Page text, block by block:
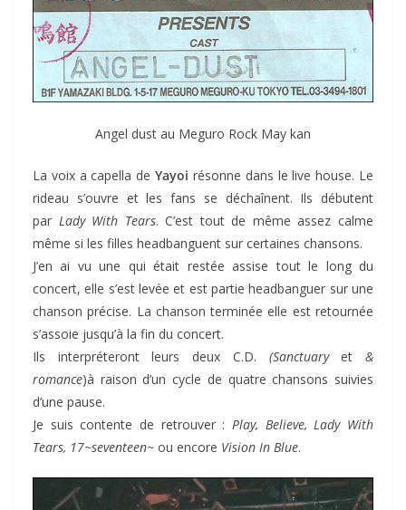
Angel dust au Meguro Rock May kan
La voix a capella de Yayoi résonne dans le live house. Le
rideau s’ouvre et les fans se déchaînent. Ils débutent
par Lady With Tears. C’est tout de même assez calme
même si les filles headbanguent sur certaines chansons.
J’en ai vu une qui était restée assise tout le long du
concert, elle s’est levée et est partie headbanguer sur une
chanson précise. La chanson terminée elle est retournée
s’assoie jusqu’à la fin du concert.
Ils interpréteront leurs deux C.D. (Sanctuaryet &
romance)à raison d’un cycle de quatre chansons suivies
d’une pause.
Je suis contente de retrouver : Play, Believe, Lady With
Tears, 17~seventeen~ ou encore Vision In Blue.